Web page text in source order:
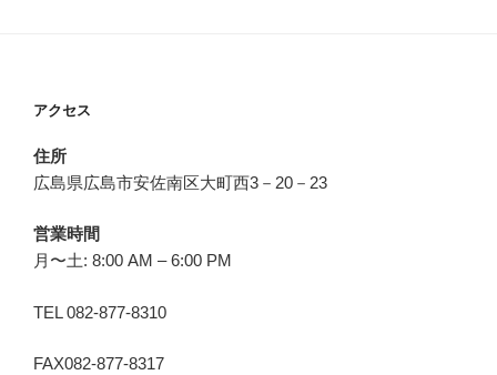
アクセス
住所
広島県広島市安佐南区大町西3－20－23
営業時間
月〜土: 8:00 AM – 6:00 PM
TEL 082-877-8310
FAX082-877-8317